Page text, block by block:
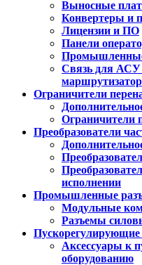
Выносные
Конвертеры и
Лицензии и ПО
Панели
Связь для
Ограничители
Ограничители
Преобразователи
исполнении
Промышленные
Модульные
Разъемы
Пускорегулирующие
Аксессуары к
оборудованию